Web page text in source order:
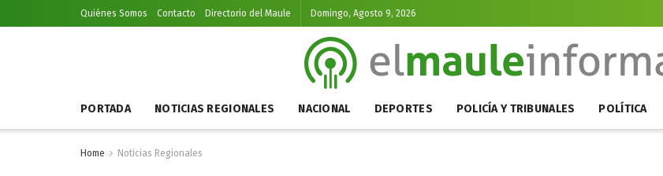
Quiénes Somos Contacto Directorio del Maule Domingo, Agosto 9, 2026
PORTADA NOTICIAS REGIONALES NACIONAL DEPORTES POLICÍA Y TRIBUNALES POLÍTICA
Home Noticias Regionales